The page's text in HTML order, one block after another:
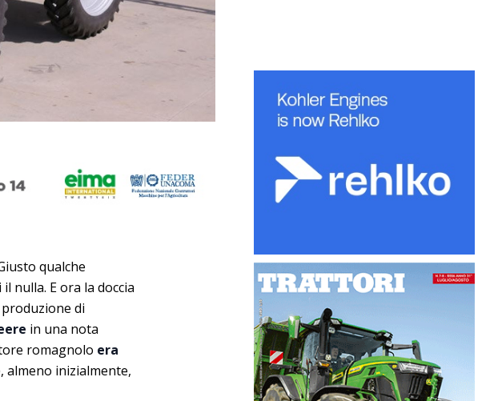
qualche
nulla. E ora la doccia
di
in una nota
romagnolo era
almeno inizialmente,